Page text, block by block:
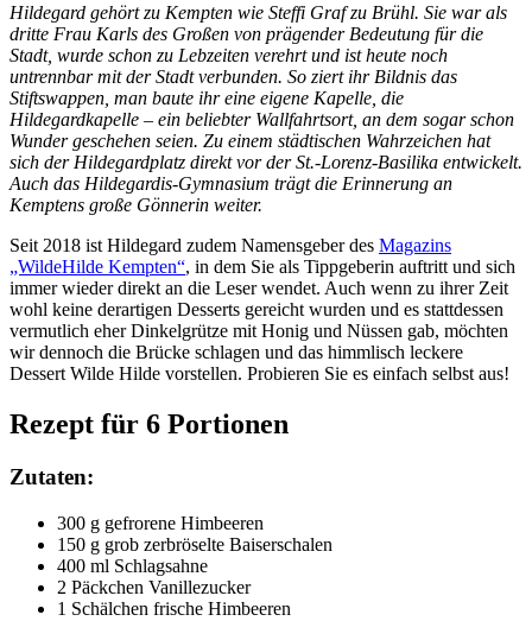
Hildegard gehört zu Kempten wie Steffi Graf zu Brühl. Sie war als
dritte Frau Karls des Großen von prägender Bedeutung für die
Stadt, wurde schon zu Lebzeiten verehrt und ist heute noch
untrennbar mit der Stadt verbunden. So ziert ihr Bildnis das
Stiftswappen, man baute ihr eine eigene Kapelle, die
Hildegardkapelle – ein beliebter Wallfahrtsort, an dem sogar schon
Wunder geschehen seien. Zu einem städtischen Wahrzeichen hat
sich der Hildegardplatz direkt vor der St.-Lorenz-Basilika entwickelt.
Auch das Hildegardis-Gymnasium trägt die Erinnerung an
Kemptens große Gönnerin weiter.
Seit 2018 ist Hildegard zudem Namensgeber des Magazins
„WildeHilde Kempten“, in dem Sie als Tippgeberin auftritt und sich
immer wieder direkt an die Leser wendet. Auch wenn zu ihrer Zeit
wohl keine derartigen Desserts gereicht wurden und es stattdessen
vermutlich eher Dinkelgrütze mit Honig und Nüssen gab, möchten
wir dennoch die Brücke schlagen und das himmlisch leckere
Dessert Wilde Hilde vorstellen. Probieren Sie es einfach selbst aus!
Rezept für 6 Portionen
Zutaten:
300 g gefrorene Himbeeren
150 g grob zerbröselte Baiserschalen
400 ml Schlagsahne
2 Päckchen Vanillezucker
1 Schälchen frische Himbeeren